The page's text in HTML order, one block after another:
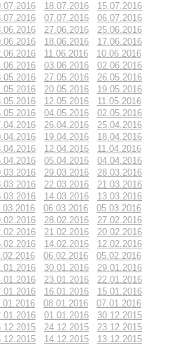
18.07.2016
15.07.2016
07.07.2016
06.07.2016
27.06.2016
25.06.2016
18.06.2016
17.06.2016
11.06.2016
10.06.2016
03.06.2016
02.06.2016
27.05.2016
26.05.2016
20.05.2016
19.05.2016
12.05.2016
11.05.2016
04.05.2016
02.05.2016
26.04.2016
25.04.2016
19.04.2016
18.04.2016
12.04.2016
11.04.2016
05.04.2016
04.04.2016
29.03.2016
28.03.2016
22.03.2016
21.03.2016
14.03.2016
13.03.2016
06.03.2016
05.03.2016
28.02.2016
27.02.2016
21.02.2016
20.02.2016
14.02.2016
12.02.2016
06.02.2016
05.02.2016
30.01.2016
29.01.2016
23.01.2016
22.01.2016
16.01.2016
15.01.2016
08.01.2016
07.01.2016
01.01.2016
30.12.2015
24.12.2015
23.12.2015
14.12.2015
13.12.2015